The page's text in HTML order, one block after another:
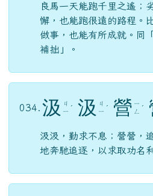
良馬一天能跑千里之遙；
懈，也能跑很遠的路程。
做事，也能有所成就。同
補拙」。
034. 汲
ㄐ
ㄧ ˊ 汲
ㄐ
ㄧ ˊ 營 ㄧ
ㄥ
ˊ
汲汲，勤求不息；營營，
地奔馳追逐，以求取功名